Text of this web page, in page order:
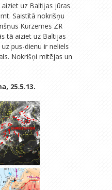
aiziet uz Baltijas jūras
Saistītā nokrišņu
Kurzemes ZR
tā aiziet uz Baltijas
pus-dienu ir neliels
Nokrišņi mitējas un
25.5.13.